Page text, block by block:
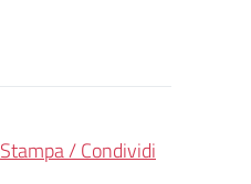
Stampa / Condividi